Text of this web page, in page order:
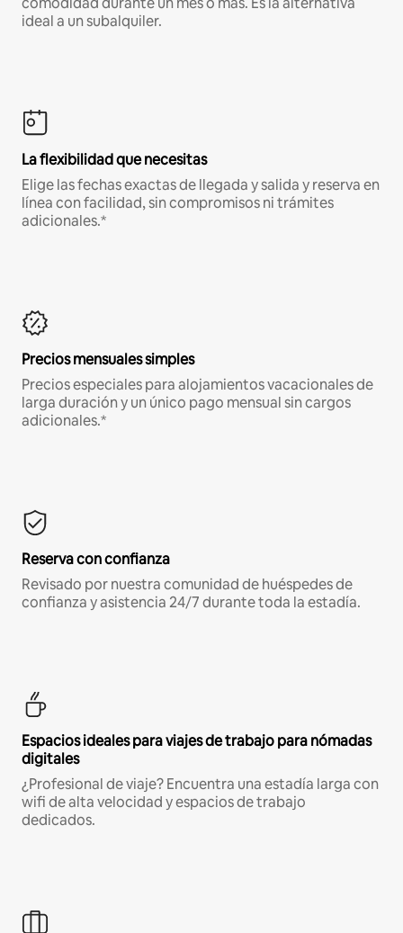
ideal a un subalquiler.
La flexibilidad que necesitas
Elige las fechas exactas de llegada y salida y reserva en
línea con facilidad, sin compromisos ni trámites
adicionales.*
Precios mensuales simples
Precios especiales para alojamientos vacacionales de
larga duración y un único pago mensual sin cargos
adicionales.*
Reserva con confianza
Revisado por nuestra comunidad de huéspedes de
confianza y asistencia 24/7 durante toda la estadía.
Espacios ideales para viajes de trabajo para nómadas
digitales
¿Profesional de viaje? Encuentra una estadía larga con
wifi de alta velocidad y espacios de trabajo
dedicados.